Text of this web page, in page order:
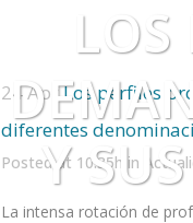
LOS
Y
24 AprLos perfiles
diferentes
Posted at 10:35h in
La intensa rotación de